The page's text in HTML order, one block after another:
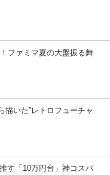
ファミマ夏の大盤振る舞
いた”レトロフューチャ
す「10万円台」神コスパ